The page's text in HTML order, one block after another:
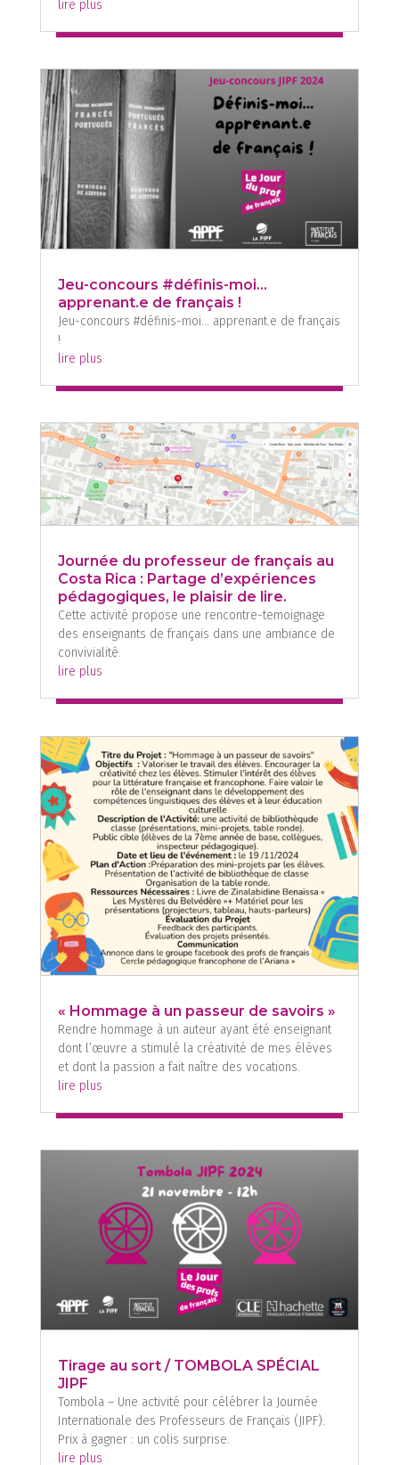
lire plus
Jeu-concours #définis-moi…
apprenant.e de français !
Jeu-concours #définis-moi… apprenant.e de français
!
lire plus
Journée du professeur de français au
Costa Rica : Partage d’expériences
pédagogiques, le plaisir de lire.
Cette activité propose une rencontre-temoignage
des enseignants de français dans une ambiance de
convivialité.
lire plus
« Hommage à un passeur de savoirs »
Rendre hommage à un auteur ayant été enseignant
dont l’œuvre a stimulé la créativité de mes élèves
et dont la passion a fait naître des vocations.
lire plus
Tirage au sort / TOMBOLA SPÉCIAL
JIPF
Tombola – Une activité pour célébrer la Journée
Internationale des Professeurs de Français (JIPF).
Prix à gagner : un colis surprise.
lire plus